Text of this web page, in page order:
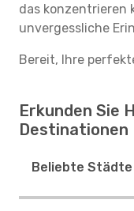
das konzentrieren
unvergessliche
Bereit, Ihre
Erkunden Sie
Destinationen
Beliebte Städte